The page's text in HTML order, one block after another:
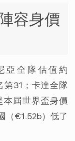
容身價
亞全隊估值約
31；卡達全隊
屆世界盃身價
（€1.52b）低了